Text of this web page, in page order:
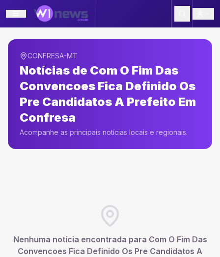
CONFRESA-MT
Notícias de Com O Fim Das
Convencoes Fica Definido Os
Pre Candidatos A Prefeito Em
Confresa
Acompanhe as principais notícias locais e regionais.
Nenhuma notícia encontrada para Com O Fim Das
Convencoes Fica Definido Os Pre Candidatos A